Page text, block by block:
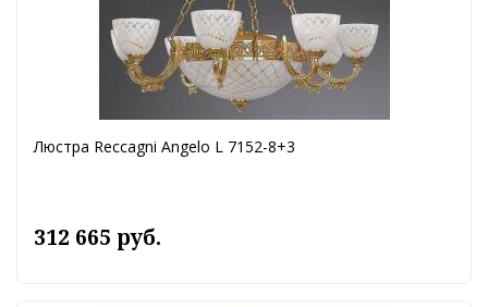
Люстра Reccagni Angelo L 7152-8+3
312 665 руб.